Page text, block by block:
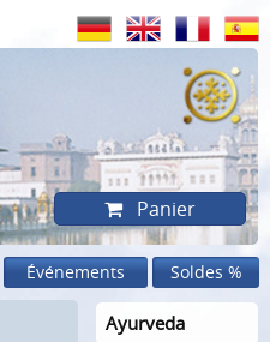
Panier
Événements Soldes %
Ayurveda